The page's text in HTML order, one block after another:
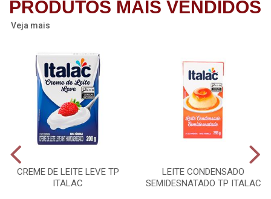
PRODUTOS MAIS VENDIDOS
Veja mais
CREME DE LEITE LEVE TP
ITALAC
LEITE CONDENSADO
SEMIDESNATADO TP ITALAC